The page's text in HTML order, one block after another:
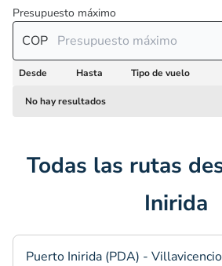
Presupuesto máximo
COP
Desde Hasta Tipo de vuelo
No hay resultados
Todas las rutas
Inirida
Puerto Inirida (PDA) -